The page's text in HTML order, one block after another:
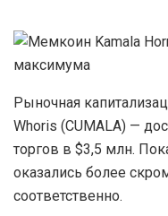
Рыночная
Whoris (CUMALA) —
торгов в $3,5 млн.
оказались более
соответственно.